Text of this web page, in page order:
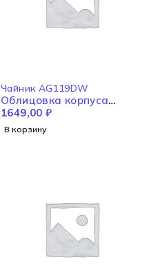
Чайник AG119DW
Облицовка корпуса
AG119DW
1649,00 ₽
В корзину